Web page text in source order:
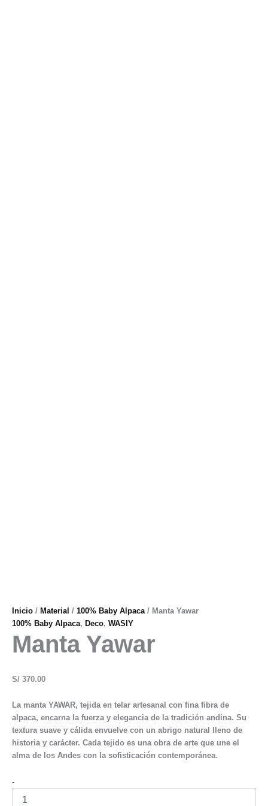
Inicio / Material / 100% Baby Alpaca/ Manta Yawar
100% Baby Alpaca, Deco, WASIY
Manta Yawar
S/ 370.00
La manta YAWAR, tejida en telar artesanal con fina fibra de
alpaca, encarna la fuerza y elegancia de la tradición andina. Su
textura suave y cálida envuelve con un abrigo natural lleno de
historia y carácter. Cada tejido es una obra de arte que une el
alma de los Andes con la sofisticación contemporánea.
-